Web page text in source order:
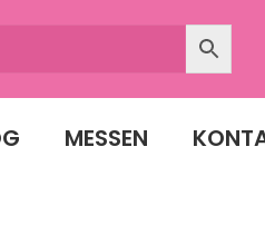
MESSEN